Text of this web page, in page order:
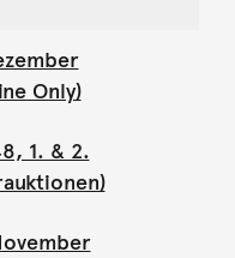
Only)
1. & 2.